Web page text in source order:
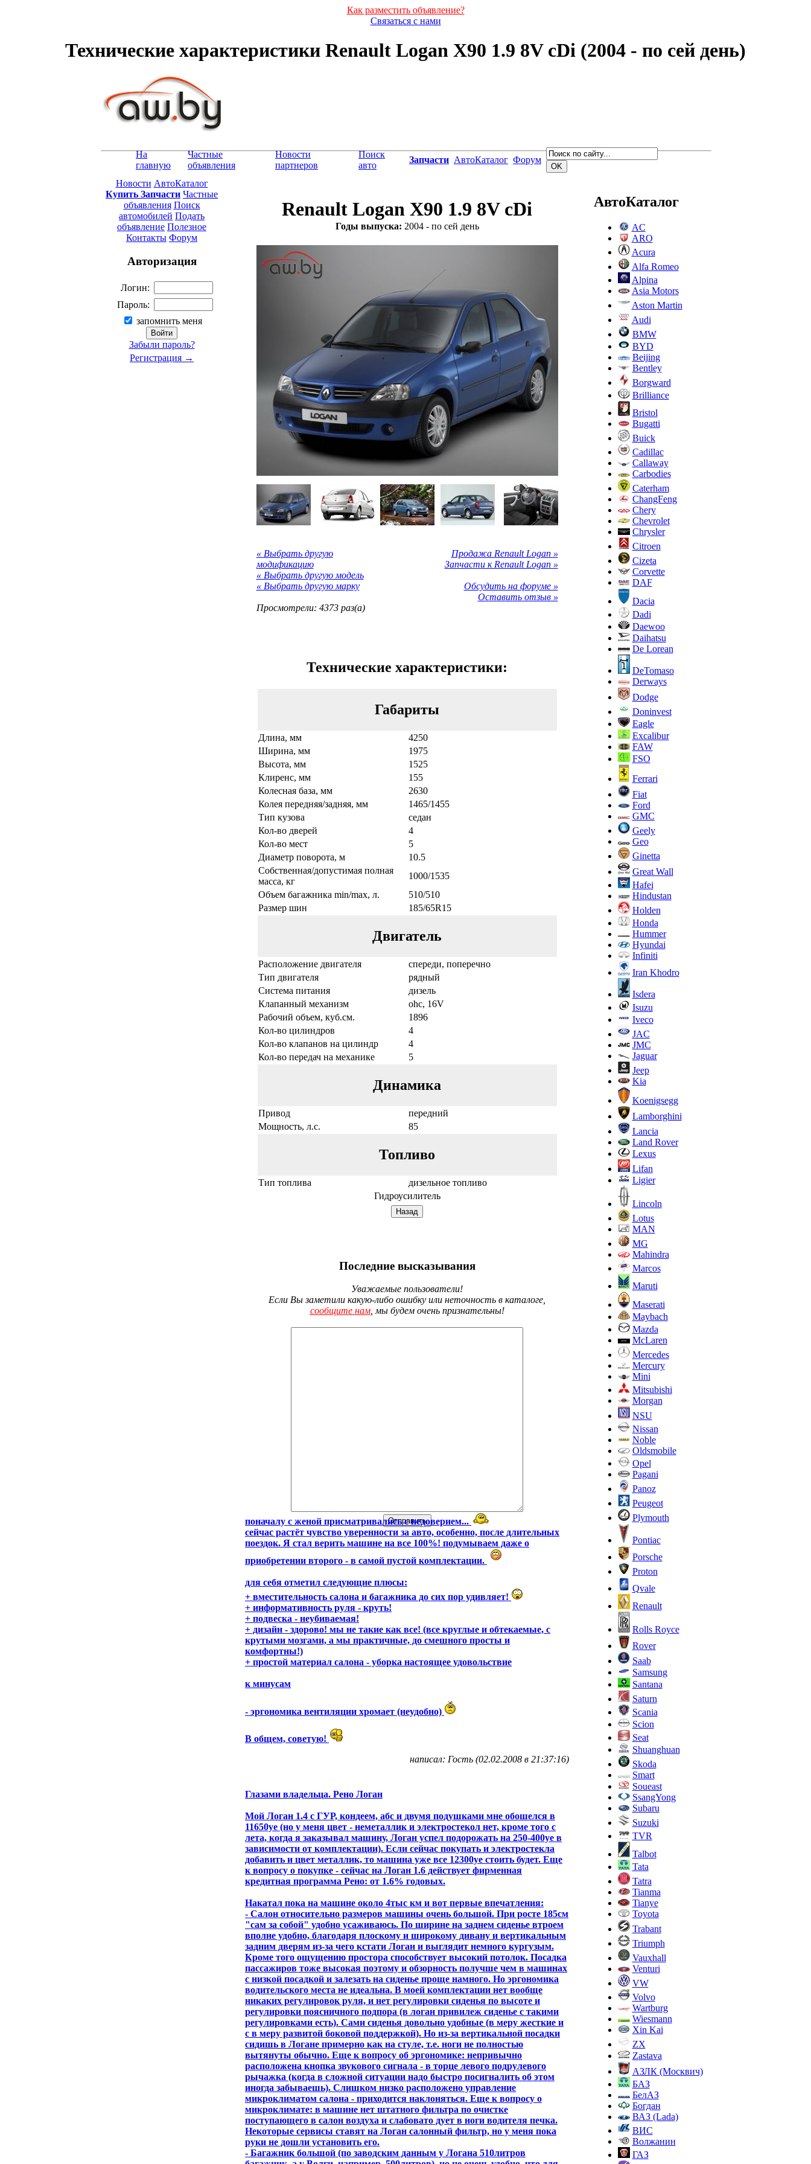
Как разместить объявление?
Связаться с нами
Технические характеристики Renault Logan X90 1.9 8V cDi (2004 - по сей день)
На
главную
Частные
объявления
Новости
партнеров
Поиск
авто
Запчасти АвтоКаталог Форум
Новости АвтоКаталог
Купить Запчасти Частные
объявления Поиск
автомобилей Подать
объявление Полезное
Контакты Форум
Авторизация
Логин:
Пароль:
запомнить меня
Забыли пароль?
Регистрация →
Renault Logan X90 1.9 8V cDi
Годы выпуска: 2004 - по сей день
« Выбрать другую
модификацию
« Выбрать другую модель
« Выбрать другую марку
Просмотрели: 4373 раз(а)
Продажа Renault Logan »
Запчасти к Renault Logan »
Обсудить на форуме »
Оставить отзыв »
Технические характеристики:
Габариты
Длина, мм
4250
Ширина, мм
1975
Высота, мм
1525
Клиренс, мм
155
Колесная база, мм
2630
Колея передняя/задняя, мм
1465/1455
Тип кузова
седан
Кол-во дверей
4
Кол-во мест
5
Диаметр поворота, м
10.5
Собственная/допустимая полная
масса, кг
1000/1535
Объем багажника min/max, л.
510/510
Размер шин
185/65R15
Двигатель
Расположение двигателя
спереди, поперечно
Тип двигателя
рядный
Система питания
дизель
Клапанный механизм
ohc, 16V
Рабочий объем, куб.см.
1896
Кол-во цилиндров
4
Кол-во клапанов на цилиндр
4
Кол-во передач на механике
5
Динамика
Привод
передний
Мощность, л.с.
85
Топливо
Тип топлива
дизельное топливо
Гидроусилитель
Последние высказывания
Уважаемые пользователи!
Если Вы заметили какую-либо ошибку или неточность в каталоге,
сообщите нам, мы будем очень признательны!
поначалу с женой присматривались с недоверием...
сейчас растёт чувство уверенности за авто, особенно, после длительных
поездок. Я стал верить машине на все 100%! подумываем даже о
приобретении второго - в самой пустой комплектации.
для себя отметил следующие плюсы:
+ вместительность салона и багажника до сих пор удивляет!
+ информативность руля - круть!
+ подвеска - неубиваемая!
+ дизайн - здорово! мы не такие как все! (все круглые и обтекаемые, с
крутыми мозгами, а мы практичные, до смешного просты и
комфортны!)
+ простой материал салона - уборка настоящее удовольствие
к минусам
- эргономика вентиляции хромает (неудобно)
В общем, советую!
написал: Гость (02.02.2008 в 21:37:16)
Глазами владельца. Рено Логан
Мой Логан 1.4 с ГУР, кондеем, абс и двумя подушками мне обошелся в
11650уе (но у меня цвет - неметаллик и электростекол нет, кроме того с
лета, когда я заказывал машину, Логан успел подорожать на 250-400уе в
зависимости от комплектации). Если сейчас покупать и электростекла
добавить и цвет металлик, то машина уже все 12300уе стоить будет. Еще
к вопросу о покупке - сейчас на Логан 1.6 действует фирменная
кредитная программа Рено: от 1.6% годовых.
Накатал пока на машине около 4тыс км и вот первые впечатления:
- Салон относительно размеров машины очень большой. При росте 185см
"сам за собой" удобно усаживаюсь. По ширине на заднем сиденье втроем
вполне удобно, благодаря плоскому и широкому дивану и вертикальным
задним дверям из-за чего кстати Логан и выглядит немного кургузым.
Кроме того ощущению простора способствует высокий потолок. Посадка
пассажиров тоже высокая поэтому и обзорность получше чем в машинах
с низкой посадкой и залезать на сиденье проще намного. Но эргономика
водительского места не идеальна. В моей комплектации нет вообще
никаких регулировок руля, и нет регулировки сиденья по высоте и
регулировки поясничного подпора (в логан привилеж сиденье с такими
регулировками есть). Сами сиденья довольно удобные (в меру жесткие и
с в меру развитой боковой поддержкой). Но из-за вертикальной посадки
сидишь в Логане примерно как на стуле, т.е. ноги не полностью
вытянуты обычно. Еще к вопросу об эргономике: непривычно
расположена кнопка звукового сигнала - в торце левого подрулевого
рычажка (когда в сложной ситуации надо быстро посигналить об этом
иногда забываешь). Слишком низко расположено управление
микроклиматом салона - приходится наклоняться. Еще к вопросу о
микроклимате: в машине нет штатного фильтра по очистке
поступающего в салон воздуха и слабовато дует в ноги водителя печка.
Некоторые сервисы ставят на Логан салонный фильтр, но у меня пока
руки не дошли установить его.
- Багажник большой (по заводским данным у Логана 510литров
АвтоКаталог
AC
ARO
Acura
Alfa Romeo
Alpina
Asia Motors
Aston Martin
Audi
BMW
BYD
Beijing
Bentley
Borgward
Brilliance
Bristol
Bugatti
Buick
Cadillac
Callaway
Carbodies
Caterham
ChangFeng
Chery
Chevrolet
Chrysler
Citroen
Cizeta
Corvette
DAF
Dacia
Dadi
Daewoo
Daihatsu
De Lorean
DeTomaso
Derways
Dodge
Doninvest
Eagle
Excalibur
FAW
FSO
Ferrari
Fiat
Ford
GMC
Geely
Geo
Ginetta
Great Wall
Hafei
Hindustan
Holden
Honda
Hummer
Hyundai
Infiniti
Iran Khodro
Isdera
Isuzu
Iveco
JAC
JMC
Jaguar
Jeep
Kia
Koenigsegg
Lamborghini
Lancia
Land Rover
Lexus
Lifan
Ligier
Lincoln
Lotus
MAN
MG
Mahindra
Marcos
Maruti
Maserati
Maybach
Mazda
McLaren
Mercedes
Mercury
Mini
Mitsubishi
Morgan
NSU
Nissan
Noble
Oldsmobile
Opel
Pagani
Panoz
Peugeot
Plymouth
Pontiac
Porsche
Proton
Qvale
Renault
Rolls Royce
Rover
Saab
Samsung
Santana
Saturn
Scania
Scion
Seat
Shuanghuan
Skoda
Smart
Soueast
SsangYong
Subaru
Suzuki
TVR
Talbot
Tata
Tatra
Tianma
Tianye
Toyota
Trabant
Triumph
Vauxhall
Venturi
VW
Volvo
Wartburg
Wiesmann
Xin Kai
ZX
Zastava
АЗЛК (Москвич)
БАЗ
БелАЗ
Богдан
ВАЗ (Lada)
ВИС
Волжанин
ГАЗ